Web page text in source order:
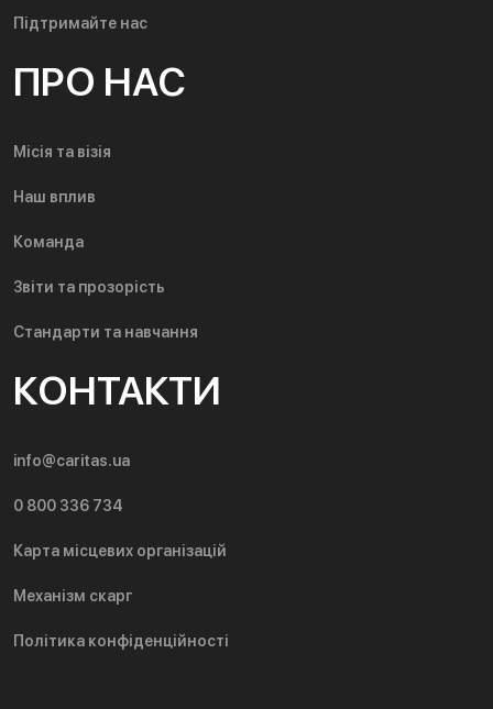
Підтримайте нас
ПРО НАС
Місія та візія
Наш вплив
Команда
Звіти та прозорість
Стандарти та навчання
КОНТАКТИ
info@caritas.ua
0 800 336 734
Карта місцевих організацій
Механізм скарг
Політика конфіденційності